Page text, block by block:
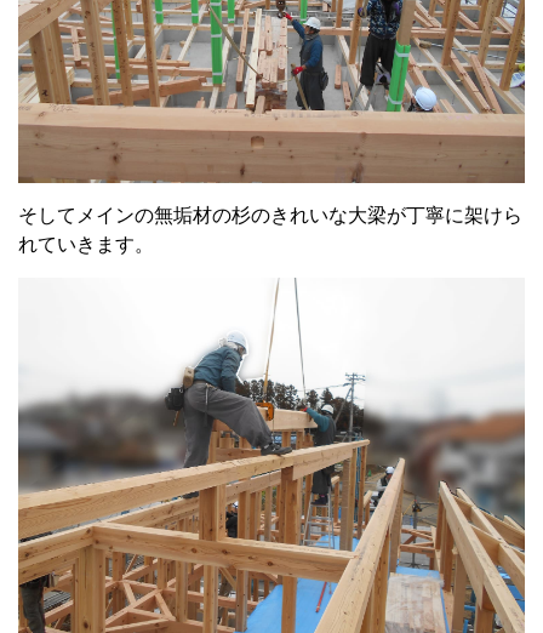
そしてメインの無垢材の杉のきれいな大梁が丁寧に架けら
れていきます。